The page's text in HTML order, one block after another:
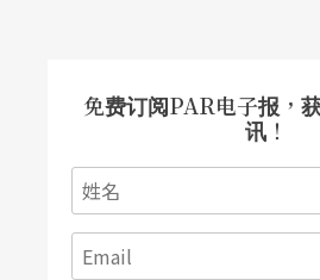
绪，具体行动隐而未发，而借
图，更明确的展现在末段的散
声，这种深刻且内在的独特感
仍然保持著中慢速度，缓慢而
免费订阅PAR电子报，
讯！